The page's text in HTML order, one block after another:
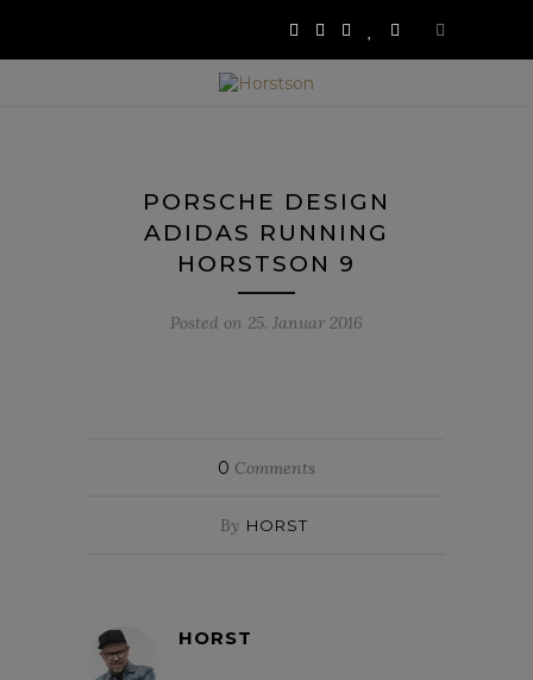
PORSCHE DESIGN
ADIDAS RUNNING
HORSTSON 9
Posted on 25. Januar 2016
0 Comments
By HORST
HORST